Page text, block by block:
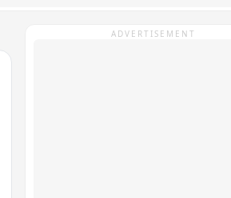
ADVERTISEMENT